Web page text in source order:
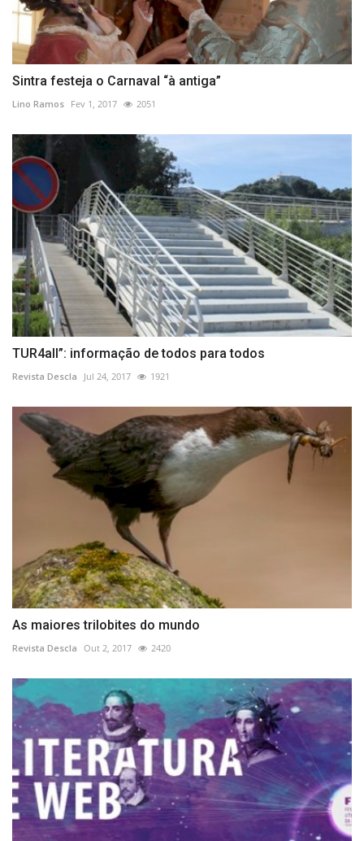
Sintra festeja o Carnaval “à antiga”
Lino Ramos Fev 1, 2017 2051
TUR4all”: informação de todos para todos
Revista Descla Jul 24, 2017 1921
As maiores trilobites do mundo
Revista Descla Out 2, 2017 2420